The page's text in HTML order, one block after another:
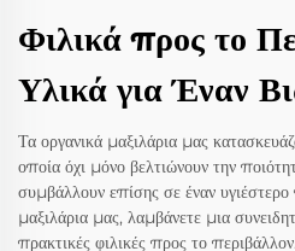
Φιλικά προς το
Υλικά για Έναν
Τα οργανικά μαξιλάρια μας
οποία όχι μόνο βελτιώνουν την
συμβάλλουν επίσης σε έναν
μαξιλάρια μας, λαμβάνετε μια
πρακτικές φιλικές προς το